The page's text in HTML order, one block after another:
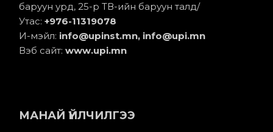
баруун урд, 25-р ТВ-ийн баруун талд/
Утас:+976-11319078
И-мэйл: info@upinst.mn, info@upi.mn
Вэб сайт:www.upi.mn
МАНАЙ ҮЙЛЧИЛГЭЭ